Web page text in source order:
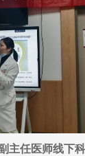
主任医师线下